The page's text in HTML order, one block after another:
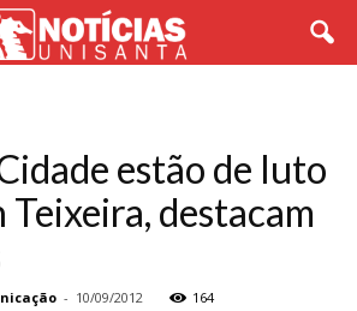
estão de luto
destacam
- 10/09/2012 164